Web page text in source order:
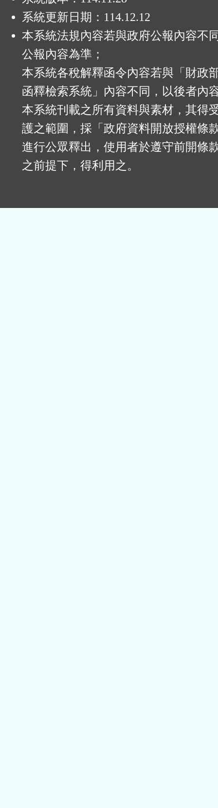
系統更新日期： 114.12.12
本系統法規內容若與政府公報內容不
公報內容為準；
本系統各稅解釋函令內容若與「財政
函釋檢索系統」內容不同，以後者內
本系統刊載之所有資料與素材，其得
護之範圍，採「政府資料開放授權條
進行公眾釋出，使用者於遵守前開條
之前提下，得利用之。